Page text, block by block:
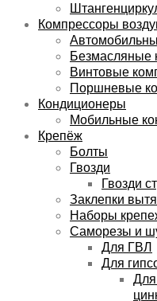
Компрессоры
Безмасляные
Винтовые
Поршневые
Кондиционеры
Мобильные
Крепёж
Болты
Гвозди
Гвозди
Заклепки
Наборы
Саморезы и
Для ГВЛ
Для
Для